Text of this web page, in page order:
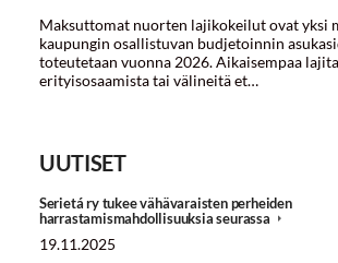
Maksuttomat nuorten lajikokeilut ovat yksi
kaupungin osallistuvan budjetoinnin
toteutetaan vuonna 2026. Aikaisempaa
erityisosaamista tai välineitä et…
UUTISET
Serietá ry tukee vähävaraisten perheiden
harrastamismahdollisuuksia seurassa
19.11.2025